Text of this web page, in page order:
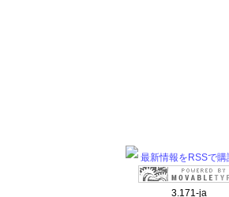
最新情報をRSSで購
3.171-ja